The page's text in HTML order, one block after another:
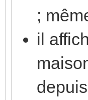
;
il